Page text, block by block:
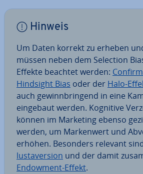
Hinweis
Um Daten korrekt zu erheben
müssen neben dem Selection
Effekte beachtet werden:
Hindsight Bias oder der Halo-
auch ge­winn­brin­gend in eine
eingebaut werden. Kognitive
können im Marketing ebenso
werden, um Mar­ken­wert und
erhöhen. Besonders relevant
lust­aver­si­on und der damit
Endowment-Effekt.